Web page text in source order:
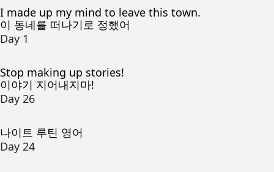
I made up my mind to leave this town.
이 동네를 떠나기로 정했어
Day 1
Stop making up stories!
이야기 지어내지마!
Day 26
나이트 루틴 영어
Day 24